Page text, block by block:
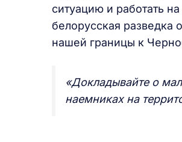
ситуацию и работать
белорусская
нашей границы к
«Докладывайте о
наемниках на